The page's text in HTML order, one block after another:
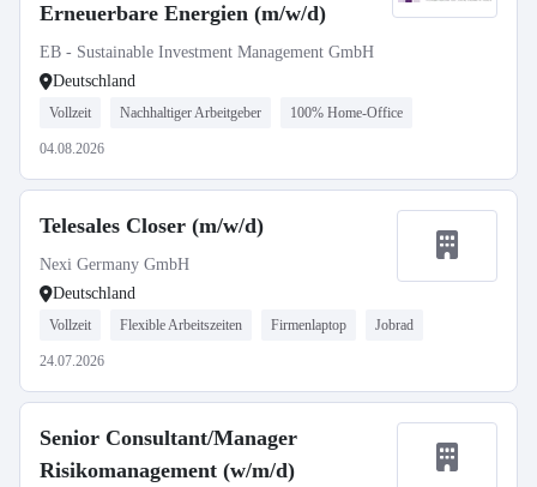
Erneuerbare Energien (m/w/d)
EB - Sustainable Investment Management GmbH
Deutschland
Vollzeit Nachhaltiger Arbeitgeber 100% Home-Office
04.08.2026
Telesales Closer (m/w/d)
Nexi Germany GmbH
Deutschland
Vollzeit Flexible Arbeitszeiten Firmenlaptop Jobrad
24.07.2026
Senior Consultant/Manager
Risikomanagement (w/m/d)